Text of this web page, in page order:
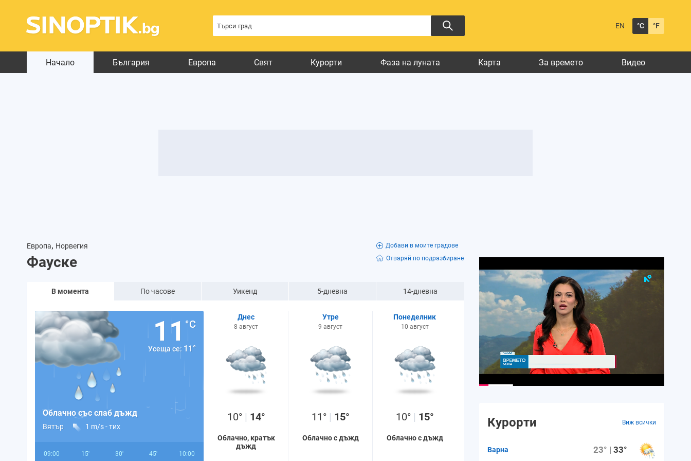
EN °C °F
Начало България Европа Свят Курорти Фаза на луната Карта За времето Видео
Европа, Норвегия
Фауске
Добави в моите градове
Отваряй по подразбиране
В момента По часове Уикенд 5-дневна 14-дневна
11 °C
Усеща се: 11°
Облачно със слаб дъжд
Вятър 1 m/s -тих
09:00 15' 30' 45' 10:00
Днес
8 август
10° | 14°
Облачно, кратък
дъжд
Утре
9 август
11° | 15°
Облачно с дъжд
Понеделник
10 август
10° | 15°
Облачно с дъжд
Курорти Виж всички
Варна 23° |33°